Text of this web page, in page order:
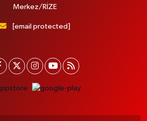
Merkez/RİZE
[email protected]